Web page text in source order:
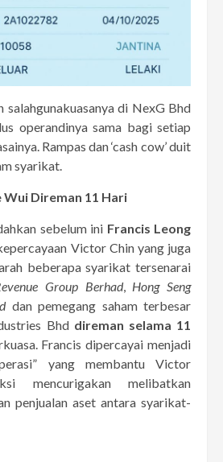
salahgunakuasanya di NexG Bhd
operandinya sama bagi setiap
Rampas dan ‘cash cow’ duit
syarikat.
Wui Direman 11 Hari
sebelum ini Francis Leong
Victor Chin yang juga
beberapa syarikat tersenarai
Group Berhad, Hong Seng
dan pemegang saham terbesar
Bhd direman selama 11
Francis dipercayai menjadi
yang membantu Victor
mencurigakan melibatkan
penjualan aset antara syarikat-